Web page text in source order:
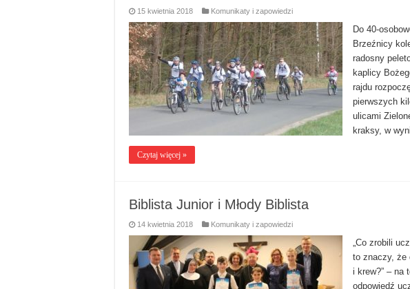
15 kwietnia 2018 Komunikaty i zapowiedzi
Do 40-
Brzeźnicy
radosny
kaplicy
rajdu
pierwszych
ulicami
kraksy, w
Czytaj więcej »
Biblista Junior i Młody Biblista
14 kwietnia 2018 Komunikaty i zapowiedzi
„Co zrobili
to znaczy, że
i krew?” – na
odpowiedź